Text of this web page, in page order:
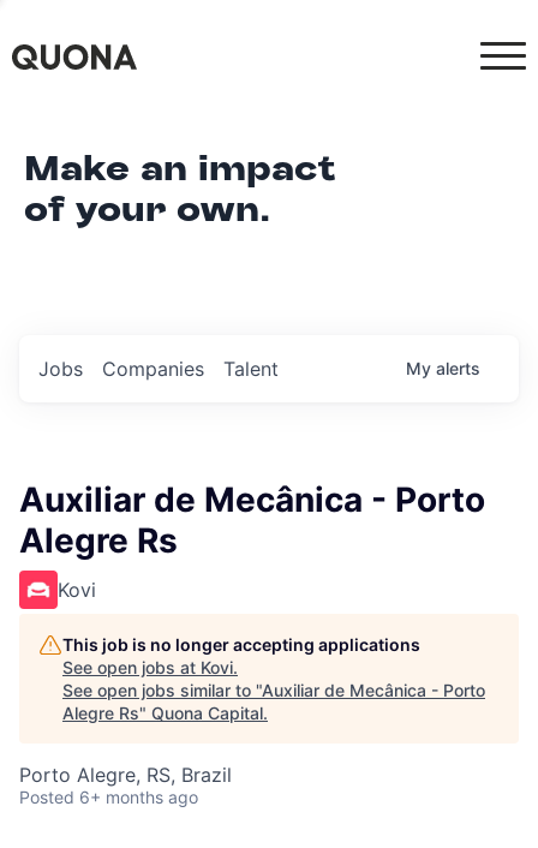
Make an impact
of your own.
Jobs Companies Talent My alerts
Auxiliar de Mecânica - Porto
Alegre Rs
Kovi
This job is no longer accepting applications
See open jobs at Kovi.
See open jobs similar to "Auxiliar de Mecânica - Porto
Alegre Rs" Quona Capital.
Porto Alegre, RS, Brazil
Posted 6+ months ago